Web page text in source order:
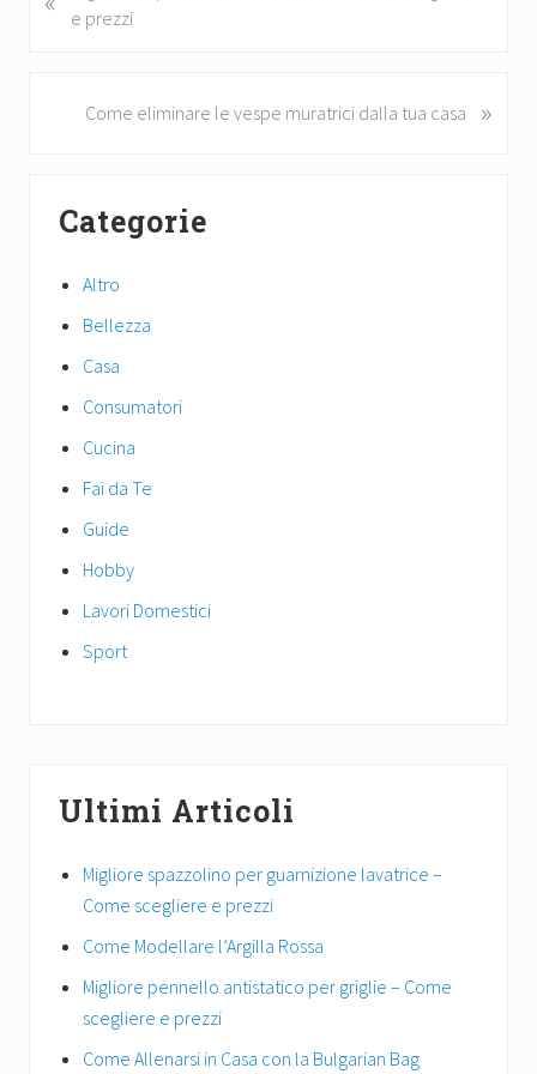
r
e prezzi
Come eliminare le vespe muratrici dalla tua casa »
Sidebar
Categorie
Altro
Bellezza
Casa
Consumatori
Cucina
Fai da Te
Guide
Hobby
Lavori Domestici
Sport
Ultimi Articoli
Migliore spazzolino per guarnizione lavatrice –
Come scegliere e prezzi
Come Modellare l’Argilla Rossa
Migliore pennello antistatico per griglie – Come
scegliere e prezzi
Come Allenarsi in Casa con la Bulgarian Bag